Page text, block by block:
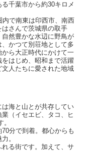
千葉市から約30キロメ
で南東は印西市、南西
さんで茨城県の取手
然豊かな水辺に野鳥が
かつて別荘地として多
ら大正時代にかけて一
はじめ、昭和まで活躍
人たちに愛された地域
海と山とが共存してい
（イセエビ、タコ、ヒ
分で到着。都心からも
。
る街です。加えて、サ